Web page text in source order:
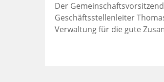
Der
Geschäftsstellenleiter
Verwaltung für die gute